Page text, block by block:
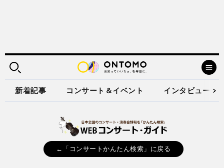
新着記事 コンサート＆イベント インタビュー
←「コンサートかんたん検索」に戻る